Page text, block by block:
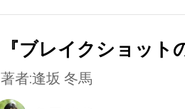
『ブレイクショット
著者:逢坂 冬馬